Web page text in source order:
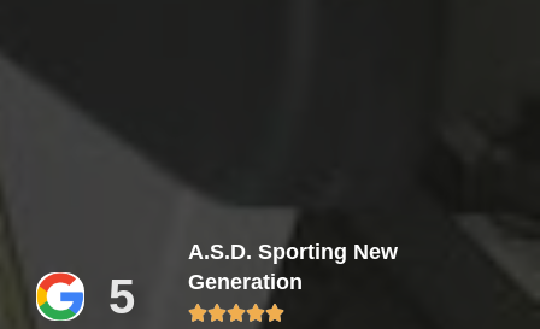
5
A.S.D. Sporting New
Generation
